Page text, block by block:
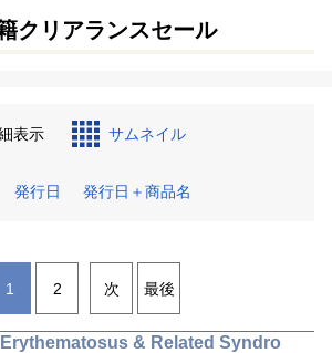
クリアランスセール
表示 サムネイル
発行日 発行日＋商品名
1 2 次 最後
& Related Syndro